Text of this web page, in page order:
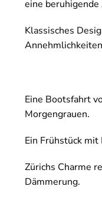
eine
Klassisches
Eine Bootsfahrt
Morgengrauen.
Ein Frühstück
Zürichs Charme
Dämmerung.